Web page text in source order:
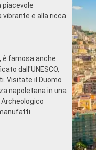
ricreative per bambini
qualificato e
MSC Voyagers Club
piacevole
e alla ricca
è famosa anche
dall'UNESCO,
Visitate il Duomo
napoletana in una